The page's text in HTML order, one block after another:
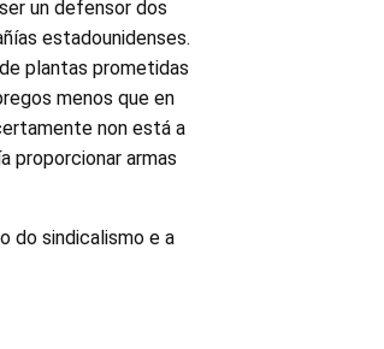
un defensor dos
estadounidenses.
plantas prometidas
menos que en
non está a
proporcionar armas
do sindicalismo e a